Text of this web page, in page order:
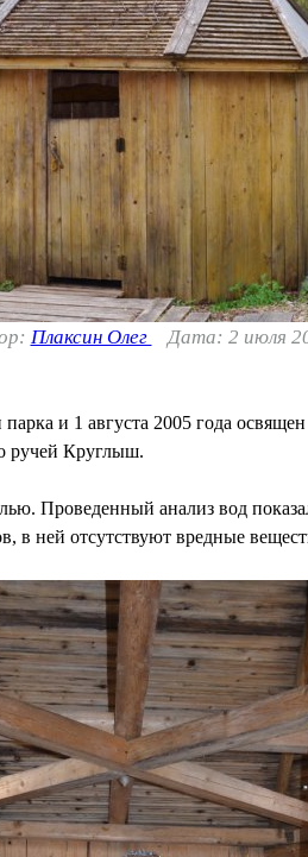
Плаксин Олег Дата: 2 июля
и 1 августа 2005 года
ручей Круглыш.
Проведенный анализ вод
в ней отсутствуют вредные